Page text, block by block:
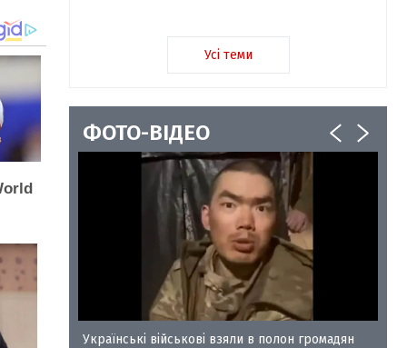
Усі теми
ФОТО-ВІДЕО
35
Українські військові взяли в полон громадян